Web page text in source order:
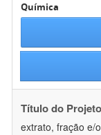
Química
Título do
extrato, fração e/